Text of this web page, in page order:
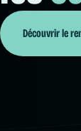
Découvrir le